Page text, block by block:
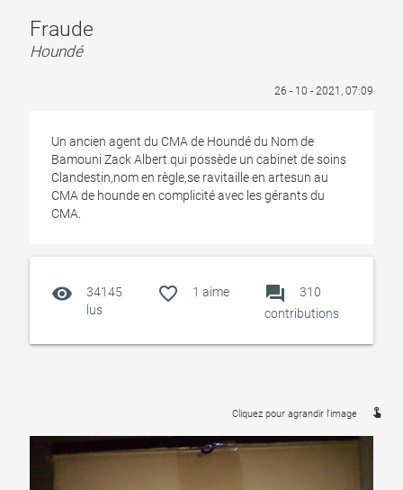
Fraude
Houndé
26 - 10 - 2021, 07:09
Un ancien agent du CMA de Houndé du Nom de
Bamouni Zack Albert qui possède un cabinet de soins
Clandestin,nom en règle,se ravitaille en artesun au
CMA de hounde en complicité avec les gérants du
CMA.
visibility
34145
lus
favorite_outline 1 aime forum
310
contributions
Cliquez pour agrandir l'image touch_app